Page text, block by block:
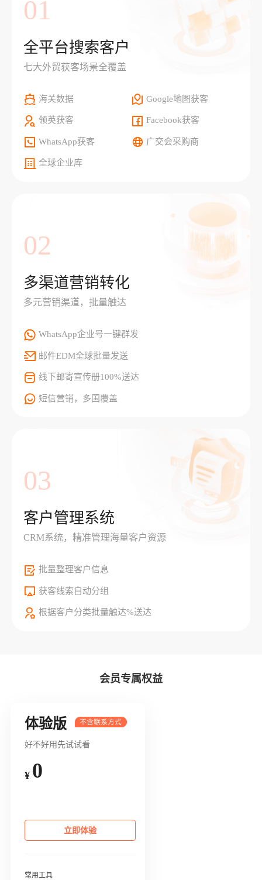
01
全平台搜索客户
七大外贸获客场景全覆盖
海关数据 Google地图获客
领英获客 Facebook获客
WhatsApp获客 广交会采购商
全球企业库
02
多渠道营销转化
多元营销渠道，批量触达
WhatsApp企业号一键群发
邮件EDM全球批量发送
线下邮寄宣传册100%送达
短信营销，多国覆盖
03
客户管理系统
CRM系统，精准管理海量客户资源
批量整理客户信息
获客线索自动分组
根据客户分类批量触达%送达
会员专属权益
体验版
好不好用先试试看
¥ 0
立即体验
常用工具